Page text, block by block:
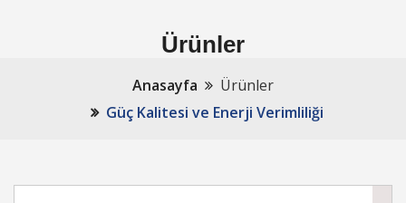
Ürünler
Anasayfa
Ürünler
Güç Kalitesi ve Enerji Verimliliği